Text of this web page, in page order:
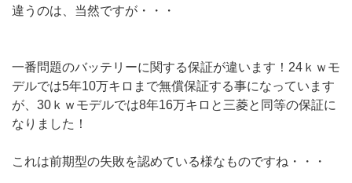
違うのは、当然ですが・・・
一番問題のバッテリーに関する保証が違います！24ｋｗモ
デルでは5年10万キロまで無償保証する事になっています
が、30ｋｗモデルでは8年16万キロと三菱と同等の保証に
なりました！
これは前期型の失敗を認めている様なものですね・・・